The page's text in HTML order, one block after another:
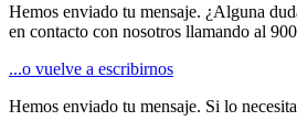
Hemos enviado tu mensaje. ¿Alguna
en contacto con nosotros llamando al
...o vuelve a escribirnos
Hemos enviado tu mensaje. Si lo